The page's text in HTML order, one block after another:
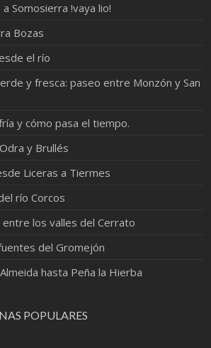
Somosierra !vaya lio!
Bozas
el río
y fresca: paseo entre Monzón y San
y cómo pasa el tiempo.
y Brullés
Liceras a Tiermes
río Corcos
los valles del Cerrato
del Gromejón
hasta Peña la Hierba
POPULARES